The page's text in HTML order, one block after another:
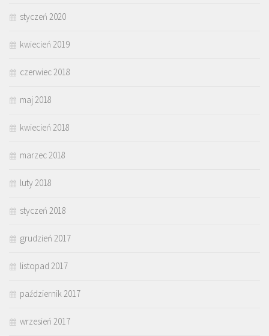
styczeń 2020
kwiecień 2019
czerwiec 2018
maj 2018
kwiecień 2018
marzec 2018
luty 2018
styczeń 2018
grudzień 2017
listopad 2017
październik 2017
wrzesień 2017